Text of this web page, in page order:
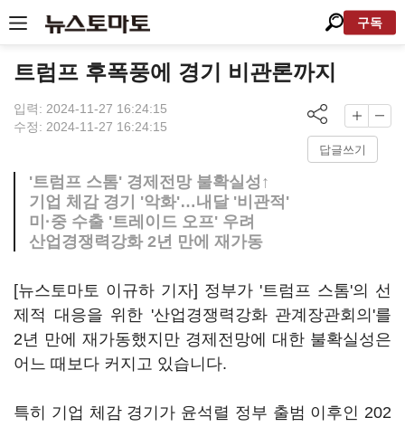
구독
트럼프 후폭풍에 경기 비관론까지
입력: 2024-11-27 16:24:15
수정: 2024-11-27 16:24:15
답글쓰기
'트럼프 스톰' 경제전망 불확실성↑
기업 체감 경기 '악화'…내달 '비관적'
미·중 수출 '트레이드 오프' 우려
산업경쟁력강화 2년 만에 재가동
[뉴스토마토 이규하 기자] 정부가 '트럼프 스톰'의 선
제적 대응을 위한 '산업경쟁력강화 관계장관회의'를
2년 만에 재가동했지만 경제전망에 대한 불확실성은
어느 때보다 커지고 있습니다.
특히 기업 체감 경기가 윤석렬 정부 출범 이후인 202